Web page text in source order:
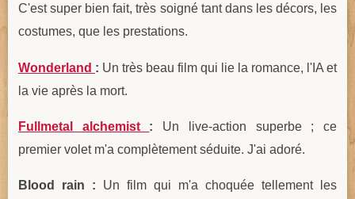
C'est super bien fait, très soigné tant dans les décors, les
costumes, que les prestations.
Wonderland : Un très beau film qui lie la romance, l'IA et
la vie après la mort.
Fullmetal alchemist : Un live-action superbe ; ce
premier volet m'a complètement séduite. J'ai adoré.
Blood rain : Un film qui m'a choquée tellement les